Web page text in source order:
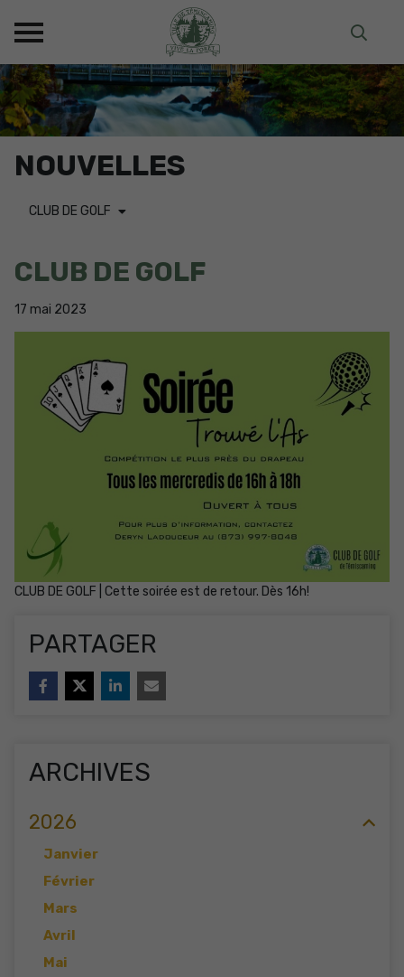
NOUVELLES
CLUB DE GOLF
CLUB DE GOLF
17 mai 2023
CLUB DE GOLF | Cette soirée est de retour. Dès 16h!
PARTAGER
ARCHIVES
2026
Janvier
Février
Mars
Avril
Mai